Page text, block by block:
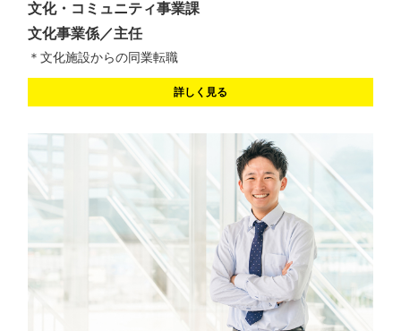
文化・コミュニティ事業課
文化事業係／主任
＊文化施設からの同業転職
詳しく見る